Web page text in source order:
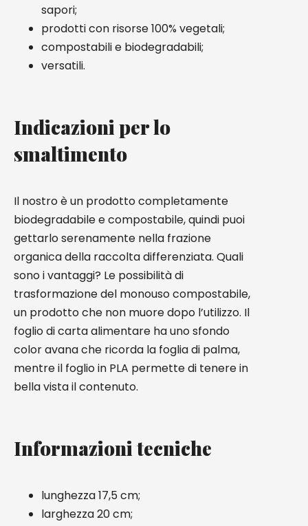
sapori;
prodotti con risorse 100% vegetali;
compostabili e biodegradabili;
versatili.
Indicazioni per lo
smaltimento
Il nostro è un prodotto completamente
biodegradabile e compostabile, quindi puoi
gettarlo serenamente nella frazione
organica della raccolta differenziata. Quali
sono i vantaggi? Le possibilità di
trasformazione del monouso compostabile,
un prodotto che non muore dopo l’utilizzo. Il
foglio di carta alimentare ha uno sfondo
color avana che ricorda la foglia di palma,
mentre il foglio in PLA permette di tenere in
bella vista il contenuto.
Informazioni tecniche
lunghezza 17,5 cm;
larghezza 20 cm;